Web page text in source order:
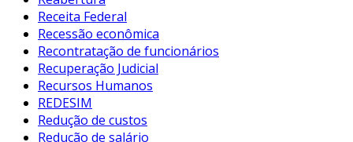
Receita Federal
Recessão econômica
Recontratação de funcionários
Recuperação Judicial
Recursos Humanos
REDESIM
Redução de custos
Redução de salário